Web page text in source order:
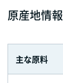
原産地情報
主な原料